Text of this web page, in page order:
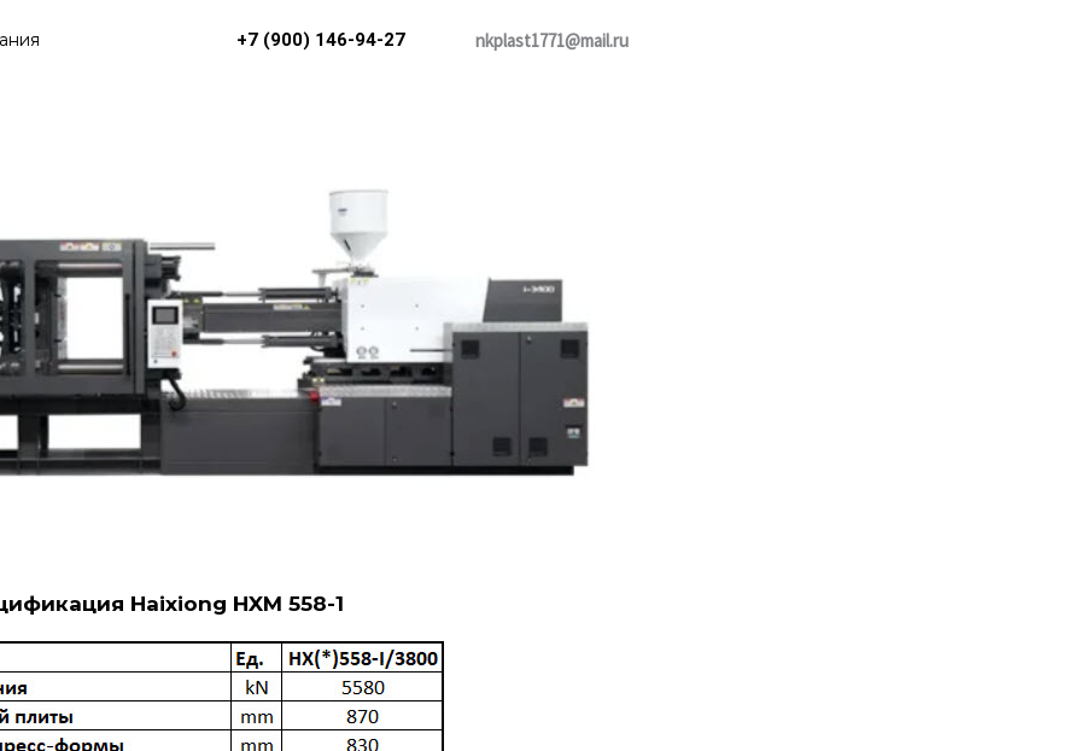
+7 (900) 146-94-27 nkplast1771@mail.ru
Haixiong HXM 558-1